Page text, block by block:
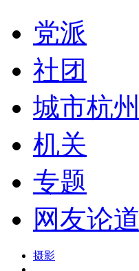
党派
社团
城市杭州
机关
专题
网友论道
摄影